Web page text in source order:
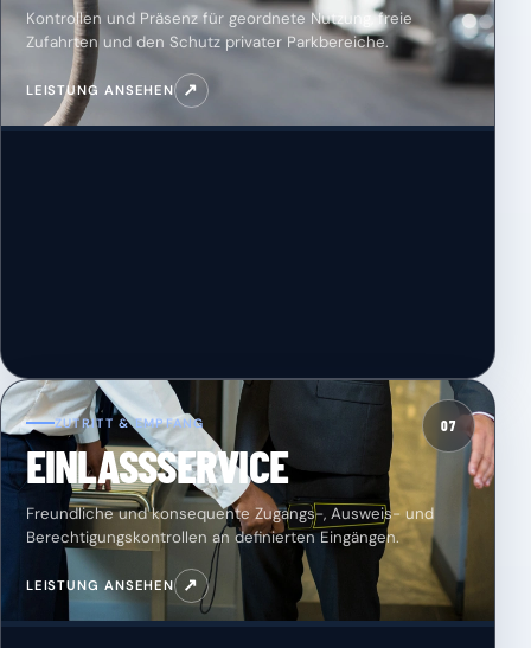
Kontrollen und Präsenz für geordnete Nutzung, freie
Zufahrten und den Schutz privater Parkbereiche.
LEISTUNG ANSEHEN ↗
07
ZUTRITT & EMPFANG
EINLASSSERVICE
Freundliche und konsequente Zugangs-, Ausweis- und
Berechtigungskontrollen an definierten Eingängen.
LEISTUNG ANSEHEN ↗